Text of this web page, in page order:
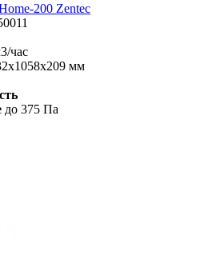
200 Zentec
час
мм
до 375 Па